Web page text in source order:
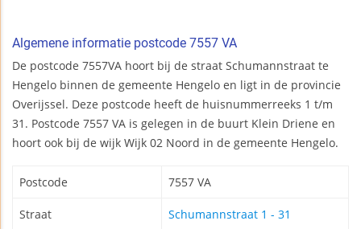
Algemene informatie postcode 7557 VA
De postcode 7557VA hoort bij de straat Schumannstraat te
Hengelo binnen de gemeente Hengelo en ligt in de provincie
Overijssel. Deze postcode heeft de huisnummerreeks 1 t/m
31. Postcode 7557 VA is gelegen in de buurt Klein Driene en
hoort ook bij de wijk Wijk 02 Noord in de gemeente Hengelo.
Postcode 7557 VA
Straat Schumannstraat 1 - 31